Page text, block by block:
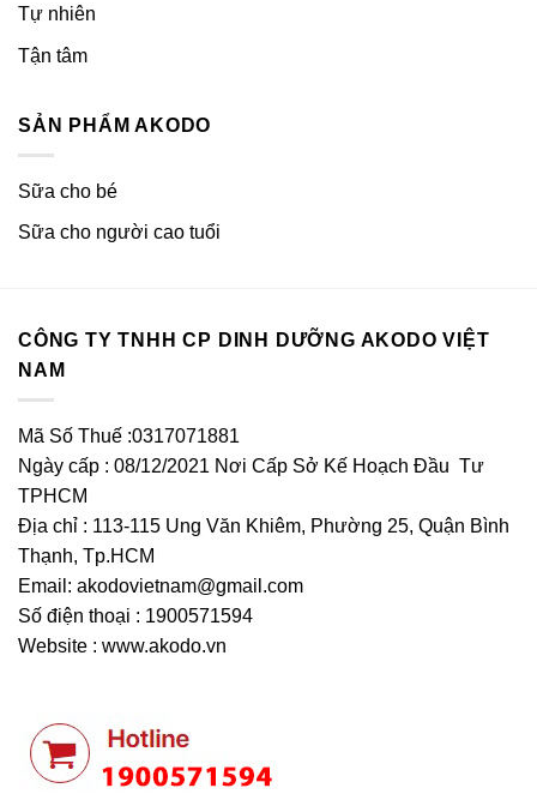
Tự nhiên
Tận tâm
SẢN PHẨM AKODO
Sữa cho bé
Sữa cho người cao tuổi
CÔNG TY TNHH CP DINH DƯỠNG AKODO VIỆT
NAM
Mã Số Thuế :0317071881
Ngày cấp : 08/12/2021 Nơi Cấp Sở Kế Hoạch Đầu Tư
TPHCM
Địa chỉ : 113-115 Ung Văn Khiêm, Phường 25, Quận Bình
Thạnh, Tp.HCM
Email: akodovietnam@gmail.com
Số điện thoại : 1900571594
Website : www.akodo.vn